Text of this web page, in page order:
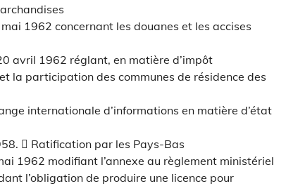
1962 concernant les douanes et les accises
avril 1962 réglant, en matière d’impôt
la participation des communes de résidence des
internationale d’informations en matière d’état
 Ratification par les Pays-Bas
1962 modifiant l’annexe au règlement ministériel
l’obligation de produire une licence pour